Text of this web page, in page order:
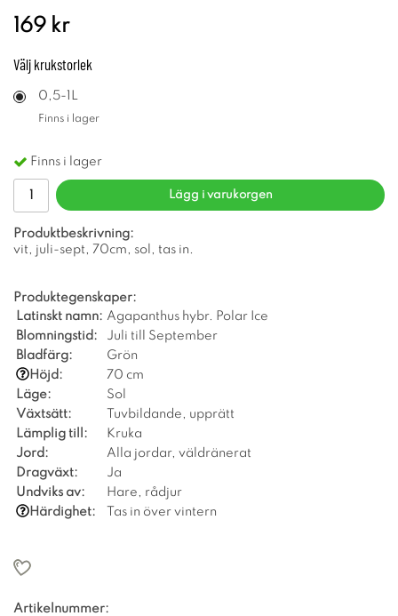
169 kr
Välj krukstorlek
0,5-1L
Finns i lager
Finns i lager
Lägg i varukorgen
Produktbeskrivning:
vit, juli-sept, 70cm, sol, tas in.
Produktegenskaper:
Latinskt namn: Agapanthus hybr. Polar Ice
Blomningstid:
Juli till September
Bladfärg:
Grön
Höjd:
70 cm
Läge:
Sol
Växtsätt:
Tuvbildande, upprätt
Lämplig till:
Kruka
Jord:
Alla jordar, väldränerat
Dragväxt:
Ja
Undviks av:
Hare, rådjur
Härdighet:
Tas in över vintern
Artikelnummer: